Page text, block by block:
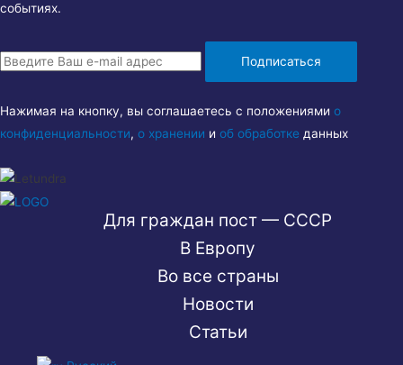
событиях.
Подписаться
Нажимая на кнопку, вы соглашаетесь с положениями о
конфиденциальности, о хранении и об обработке данных
Для граждан пост — СССР
В Европу
Во все страны
Новости
Статьи